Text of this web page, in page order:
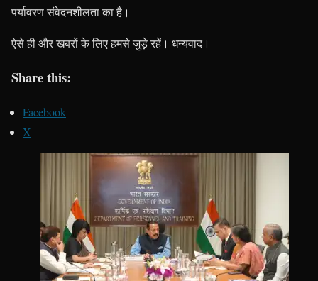
पर्यावरण संवेदनशीलता का है।
ऐसे ही और खबरों के लिए हमसे जुड़े रहें। धन्यवाद।
Share this:
Facebook
X